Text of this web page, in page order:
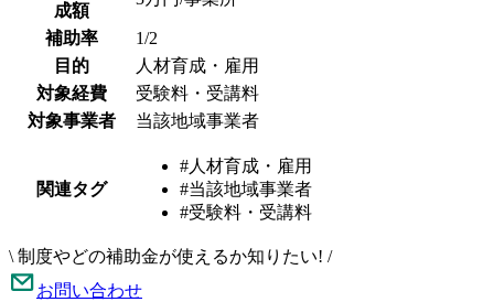
成額
補助率
1/2
目的
人材育成・雇用
対象経費
受験料・受講料
対象事業者
当該地域事業者
関連タグ
#人材育成・雇用
#当該地域事業者
#受験料・受講料
\ 制度やどの補助金が使えるか知りたい! /
お問い合わせ